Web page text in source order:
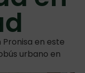
en este
urbano en